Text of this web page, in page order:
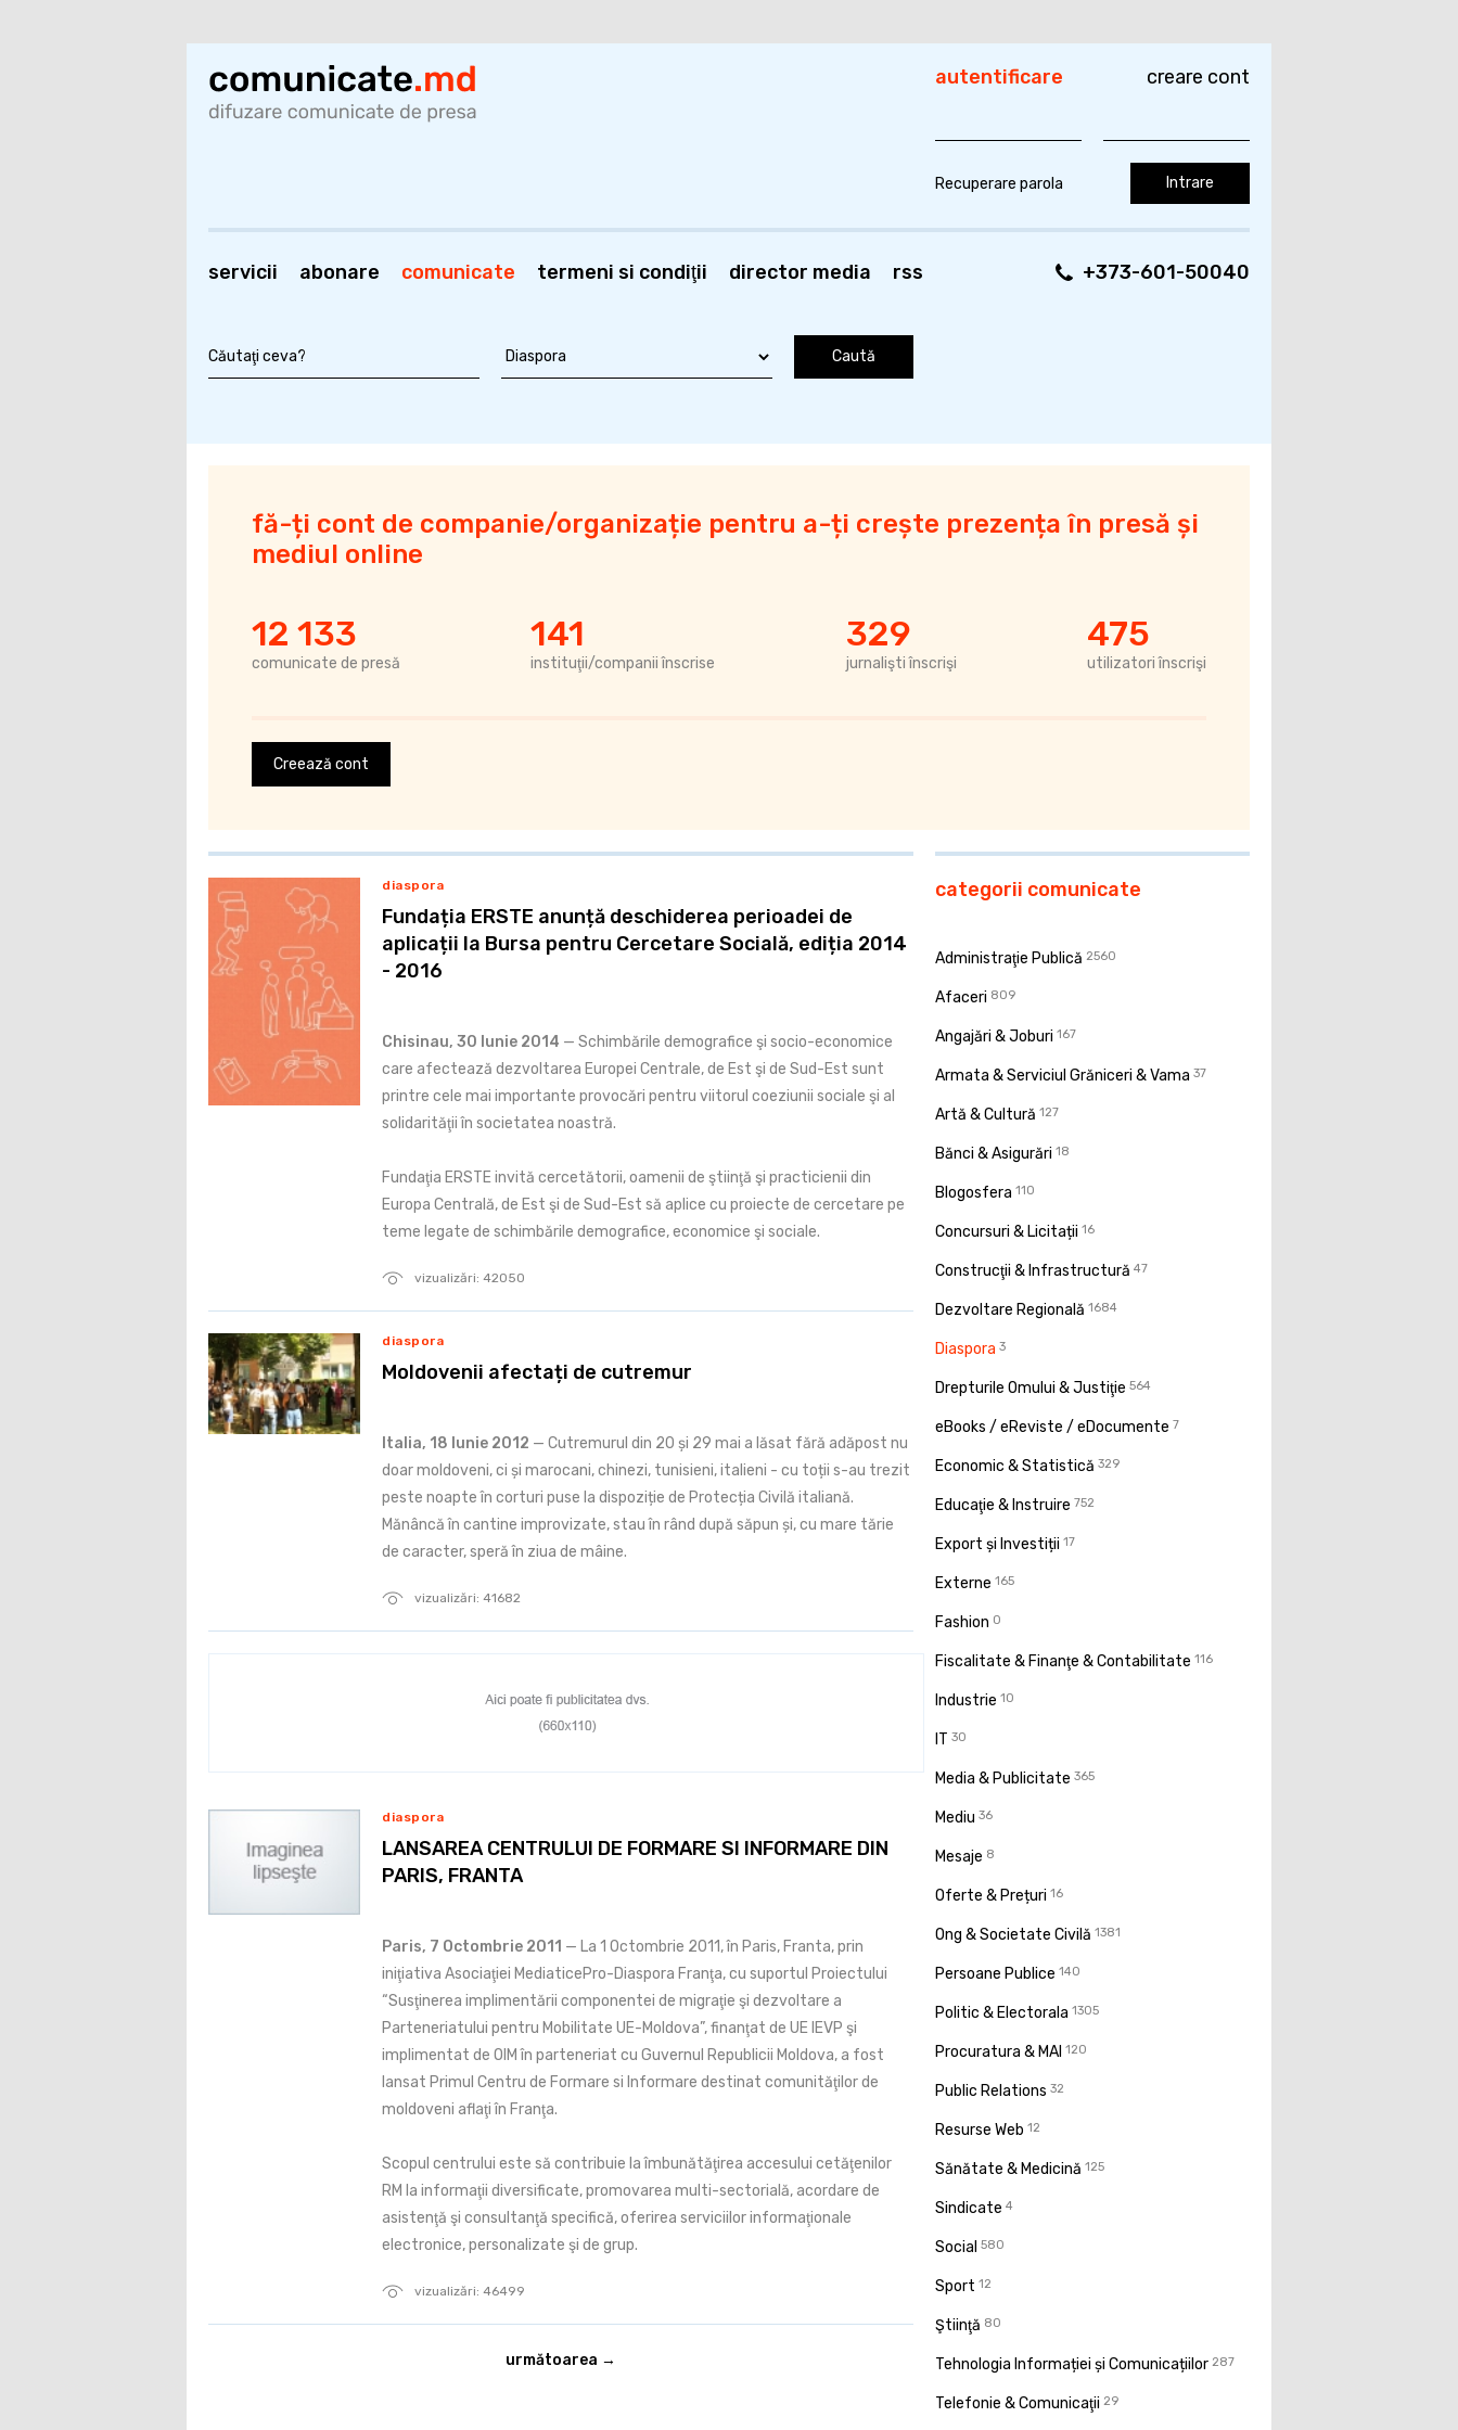
servicii abonare comunicate termeni si condiţii director media rss +373-601-50040
autentificare creare cont
Recuperare parola
fă-ți cont de companie/organizație pentru a-ți crește prezența în presă și
mediul online
12 133
comunicate de presă
141
instituţii/companii înscrise
329
jurnalişti înscrişi
475
utilizatori înscrişi
Creează cont
vizualizări: 42050
diaspora
Fundația ERSTE anunță deschiderea perioadei de
aplicații la Bursa pentru Cercetare Socială, ediția 2014
- 2016
Chisinau, 30 Iunie 2014 — Schimbările demografice şi socio-economice
care afectează dezvoltarea Europei Centrale, de Est şi de Sud-Est sunt
printre cele mai importante provocări pentru viitorul coeziunii sociale şi al
solidarităţii în societatea noastră.
Fundaţia ERSTE invită cercetătorii, oamenii de ştiinţă şi practicienii din
Europa Centrală, de Est şi de Sud-Est să aplice cu proiecte de cercetare pe
teme legate de schimbările demografice, economice şi sociale.
vizualizări: 41682
diaspora
Moldovenii afectați de cutremur
Italia, 18 Iunie 2012 — Cutremurul din 20 și 29 mai a lăsat fără adăpost nu
doar moldoveni, ci și marocani, chinezi, tunisieni, italieni - cu toții s-au trezit
peste noapte în corturi puse la dispoziție de Protecția Civilă italiană.
Mănâncă în cantine improvizate, stau în rând după săpun și, cu mare tărie
de caracter, speră în ziua de mâine.
vizualizări: 46499
diaspora
LANSAREA CENTRULUI DE FORMARE SI INFORMARE DIN
PARIS, FRANTA
Paris, 7 Octombrie 2011 — La 1 Octombrie 2011, în Paris, Franta, prin
iniţiativa Asociaţiei MediaticePro-Diaspora Franţa, cu suportul Proiectului
“Susţinerea implimentării componentei de migraţie şi dezvoltare a
Parteneriatului pentru Mobilitate UE-Moldova”, finanţat de UE IEVP şi
implimentat de OIM în parteneriat cu Guvernul Republicii Moldova, a fost
lansat Primul Centru de Formare si Informare destinat comunităţilor de
moldoveni aflaţi în Franţa.
Scopul centrului este să contribuie la îmbunătăţirea accesului cetăţenilor
RM la informaţii diversificate, promovarea multi-sectorială, acordare de
asistenţă şi consultanţă specifică, oferirea serviciilor informaţionale
electronice, personalizate şi de grup.
următoarea →
categorii comunicate
Administraţie Publică 2560
Afaceri 809
Angajări & Joburi 167
Armata & Serviciul Grăniceri & Vama 37
Artă & Cultură 127
Bănci & Asigurări 18
Blogosfera 110
Concursuri & Licitații 16
Construcţii & Infrastructură 47
Dezvoltare Regională 1684
Diaspora 3
Drepturile Omului & Justiţie 564
eBooks / eReviste / eDocumente 7
Economic & Statistică 329
Educaţie & Instruire 752
Export și Investiții 17
Externe 165
Fashion 0
Fiscalitate & Finanţe & Contabilitate 116
Industrie 10
IT 30
Media & Publicitate 365
Mediu 36
Mesaje 8
Oferte & Prețuri 16
Ong & Societate Civilă 1381
Persoane Publice 140
Politic & Electorala 1305
Procuratura & MAI 120
Public Relations 32
Resurse Web 12
Sănătate & Medicină 125
Sindicate 4
Social 580
Sport 12
Ştiinţă 80
Tehnologia Informației și Comunicațiilor 287
Telefonie & Comunicaţii 29